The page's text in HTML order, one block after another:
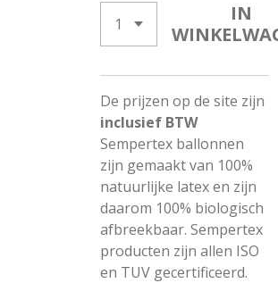
IN
De prijzen op de site zijn
inclusief BTW
Sempertex ballonnen
zijn gemaakt van 100%
natuurlijke latex en zijn
daarom 100% biologisch
afbreekbaar. Sempertex
producten zijn allen ISO
en TUV gecertificeerd.